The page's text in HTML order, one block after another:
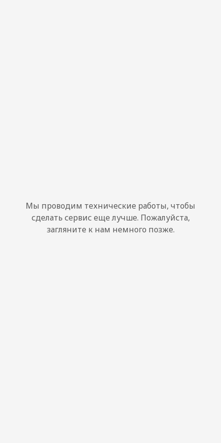
Мы проводим технические работы, чтобы
сделать сервис еще лучше. Пожалуйста,
загляните к нам немного позже.